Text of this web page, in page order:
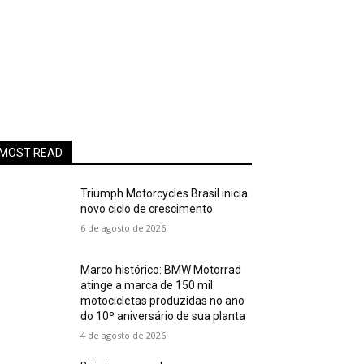
MOST READ
Triumph Motorcycles Brasil inicia
novo ciclo de crescimento
6 de agosto de 2026
Marco histórico: BMW Motorrad
atinge a marca de 150 mil
motocicletas produzidas no ano
do 10º aniversário de sua planta
4 de agosto de 2026